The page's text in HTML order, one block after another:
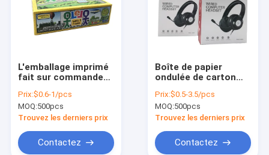
L'emballage imprimé
fait sur commande
dans une boîte
157gsm de luxe au
détail C2S BSCI
Prix:$0.6-1/pcs
MOQ:500pcs
Trouvez les derniers prix
Contactez
Boîte de papier
ondulée de carton
pour le courrier
électronique de
cosmétiques de
chaussures
Prix:$0.5-3.5/pcs
MOQ:500pcs
Trouvez les derniers prix
Contactez